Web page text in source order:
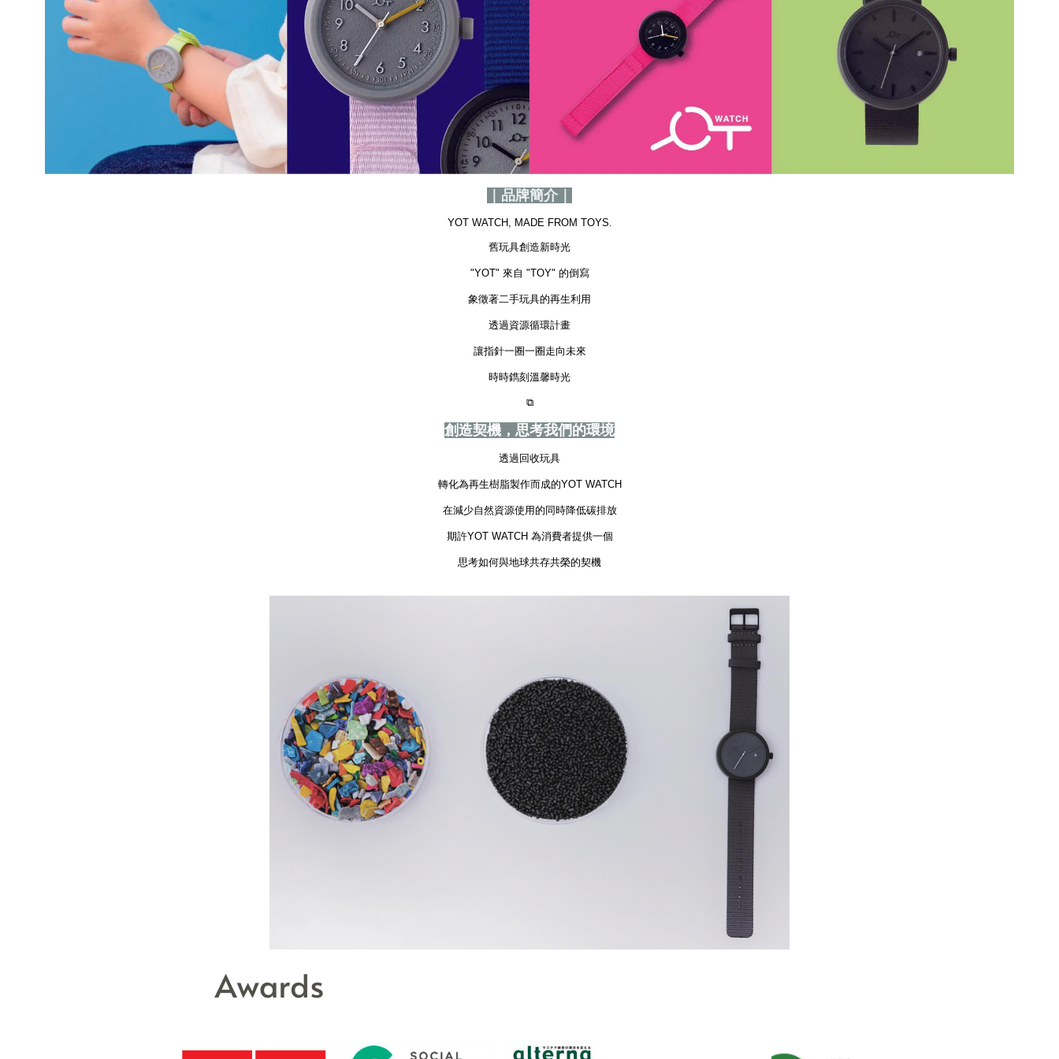
｜品牌簡介｜
YOT WATCH, MADE FROM TOYS.
舊玩具創造新時光
"YOT" 來自 "TOY" 的倒寫
象徵著二手玩具的再生利用
透過資源循環計畫
讓指針一圈一圈走向未來
時時鐫刻溫馨時光
⧉
創造契機，思考我們的環境
透過回收玩具
轉化為再生樹脂製作而成的YOT WATCH
在減少自然資源使用的同時降低碳排放
期許YOT WATCH 為消費者提供一個
思考如何與地球共存共榮的契機